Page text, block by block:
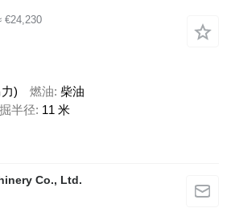
€24,230
) 燃油 柴油
半径 11 米
Co., Ltd.